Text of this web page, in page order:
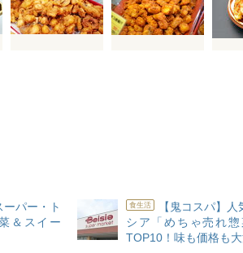
ーパー・ト
＆スイー
食生活
【鬼コスパ】
シア「めちゃ売れ惣
TOP10！味も価格も